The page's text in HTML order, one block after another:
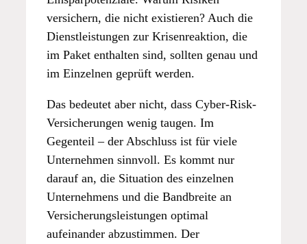
versichern, die nicht existieren? Auch die
Dienstleistungen zur Krisenreaktion, die
im Paket enthalten sind, sollten genau und
im Einzelnen geprüft werden.
Das bedeutet aber nicht, dass Cyber-Risk-
Versicherungen wenig taugen. Im
Gegenteil – der Abschluss ist für viele
Unternehmen sinnvoll. Es kommt nur
darauf an, die Situation des einzelnen
Unternehmens und die Bandbreite an
Versicherungsleistungen optimal
aufeinander abzustimmen. Der